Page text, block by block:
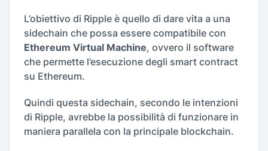
L’obiettivo di Ripple è quello di dare vita a una
sidechain che possa essere compatibile con
Ethereum Virtual Machine, ovvero il software
che permette l’esecuzione degli smart contract
su Ethereum.
Quindi questa sidechain, secondo le intenzioni
di Ripple, avrebbe la possibilità di funzionare in
maniera parallela con la principale blockchain.